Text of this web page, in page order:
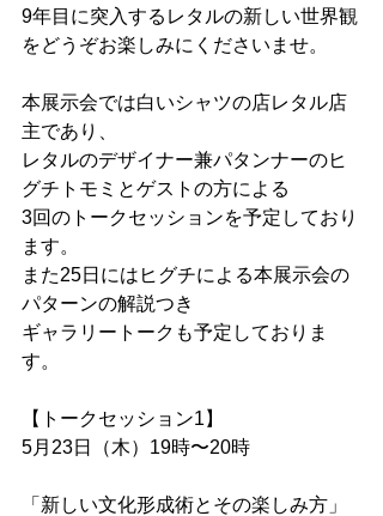
9年目に突入するレタルの新しい世界観
をどうぞお楽しみにくださいませ。
本展示会では白いシャツの店レタル店
主であり、
レタルのデザイナー兼パタンナーのヒ
グチトモミとゲストの方による
3回のトークセッションを予定しており
ます。
また25日にはヒグチによる本展示会の
パターンの解説つき
ギャラリートークも予定しておりま
す。
【トークセッション1】
5月23日（木）19時〜20時
「新しい文化形成術とその楽しみ方」